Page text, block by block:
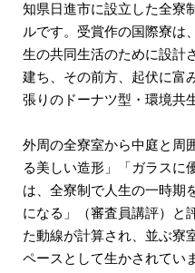
知県日進市に設立した全寮
ルです。受賞作の国際寮は
生の共同生活のために設計
建ち、その前方、起伏に富
張りのドーナツ型・環境共
外周の全寮室から中庭と周
る美しい造形」「ガラスに
は、全寮制で人生の一時期
になる」（審査員講評）と
た動線が計算され、並ぶ寮
ペースとして生かされてい